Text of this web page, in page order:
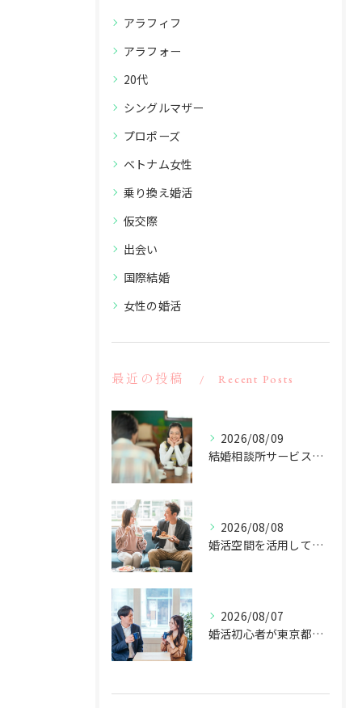
アラフィフ
アラフォー
20代
シングルマザー
プロポーズ
ベトナム女性
乗り換え婚活
仮交際
出会い
国際結婚
女性の婚活
最近の投稿 Recent Posts
2026/08/09
結婚相談所サービスを東京都大田区蒲田で比較納得できる選び方と会員層やサポート事情
2026/08/08
婚活空間を活用して婚活未経験でも自然に会話が始められるコツと成功への道
2026/08/07
婚活初心者が東京都大田区蒲田で理想の出会いを叶えるコツ徹底解説